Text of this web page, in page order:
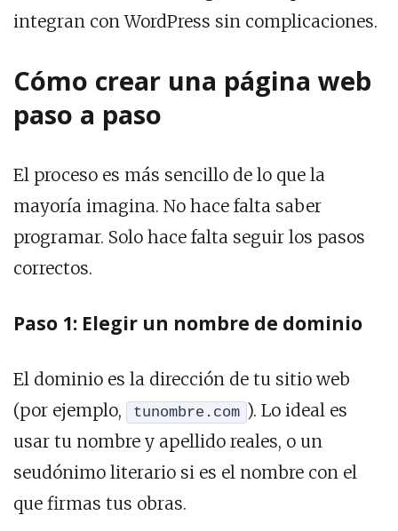
integran con WordPress sin complicaciones.
Cómo crear una página web
paso a paso
El proceso es más sencillo de lo que la
mayoría imagina. No hace falta saber
programar. Solo hace falta seguir los pasos
correctos.
Paso 1: Elegir un nombre de dominio
El dominio es la dirección de tu sitio web
(por ejemplo,
tunombre.com ). Lo ideal es
usar tu nombre y apellido reales, o un
seudónimo literario si es el nombre con el
que firmas tus obras.